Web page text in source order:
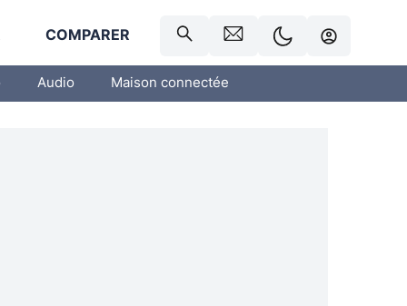
COMPARER
Audio Maison connectée